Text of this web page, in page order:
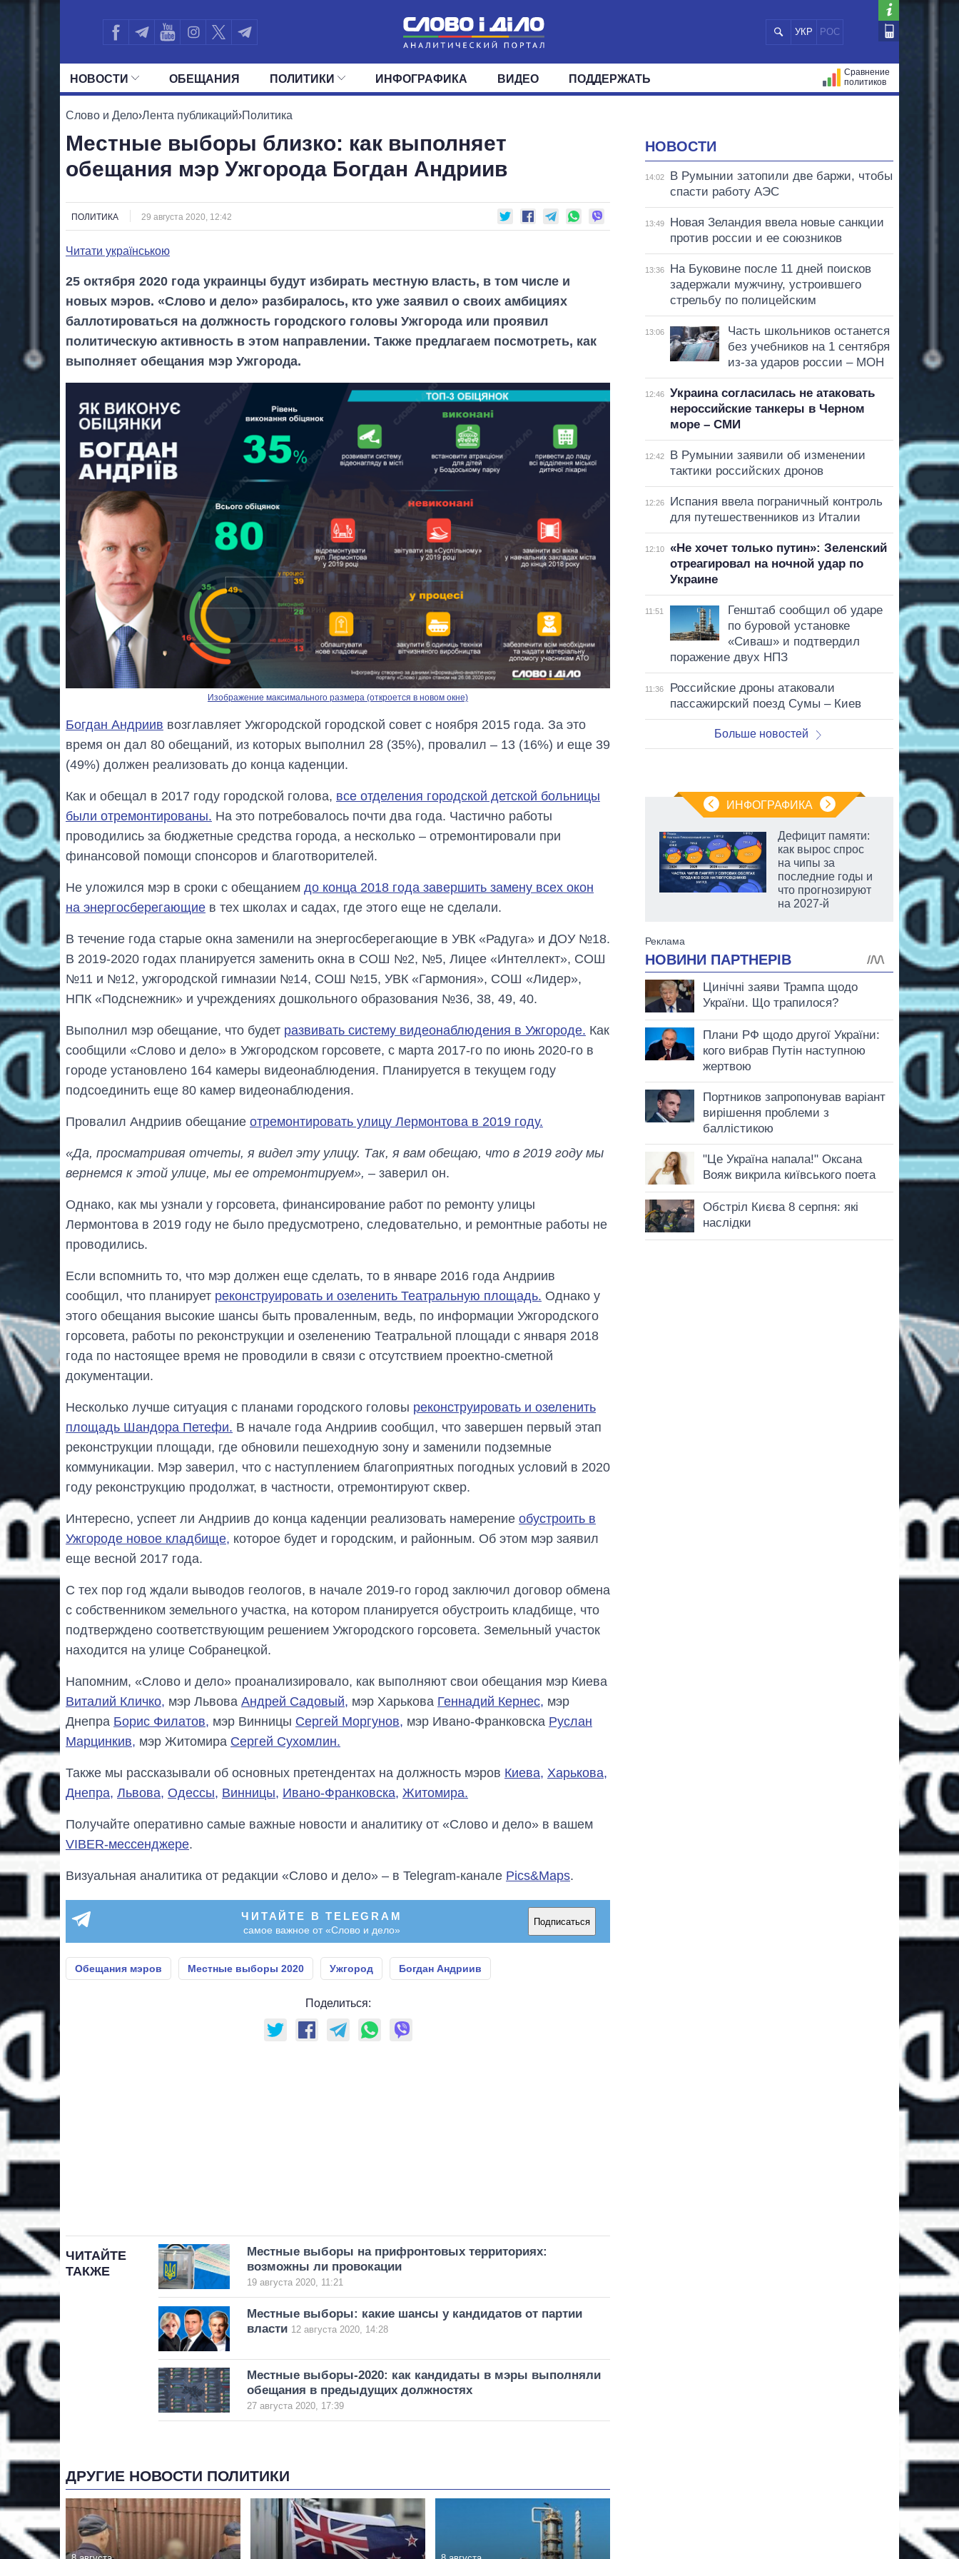
УКР РОС
НОВОСТИ
ПОЛИТИКА ЭКОНОМИКА ОБЩЕСТВО
ОБЕЩАНИЯ ПОЛИТИКИ
ВСЕ ПОЛИТИКИ ПРЕЗИДЕНТ И ОФИС
ДЕПУТАТЫ КОМИТЕТЫ ФРАКЦИИ
ИНФОГРАФИКА ВИДЕО ПОДДЕРЖАТЬ
Сравнение
политиков
Слово и Дело›Лента публикаций›Политика
Местные выборы близко: как выполняет
обещания мэр Ужгорода Богдан Андриив
ПОЛИТИКА 29 августа 2020, 12:42
Читати українською
25 октября 2020 года украинцы будут избирать местную власть, в том числе и
новых мэров. «Слово и дело» разбиралось, кто уже заявил о своих амбициях
баллотироваться на должность городского головы Ужгорода или проявил
политическую активность в этом направлении. Также предлагаем посмотреть, как
выполняет обещания мэр Ужгорода.
Изображение максимального размера (откроется в новом окне)
Богдан Андриив возглавляет Ужгородской городской совет с ноября 2015 года. За это
время он дал 80 обещаний, из которых выполнил 28 (35%), провалил – 13 (16%) и еще 39
(49%) должен реализовать до конца каденции.
Как и обещал в 2017 году городской голова, все отделения городской детской больницы
были отремонтированы. На это потребовалось почти два года. Частично работы
проводились за бюджетные средства города, а несколько – отремонтировали при
финансовой помощи спонсоров и благотворителей.
Не уложился мэр в сроки с обещанием до конца 2018 года завершить замену всех окон
на энергосберегающие в тех школах и садах, где этого еще не сделали.
В течение года старые окна заменили на энергосберегающие в УВК «Радуга» и ДОУ №18.
В 2019-2020 годах планируется заменить окна в СОШ №2, №5, Лицее «Интеллект», СОШ
№11 и №12, ужгородской гимназии №14, СОШ №15, УВК «Гармония», СОШ «Лидер»,
НПК «Подснежник» и учреждениях дошкольного образования №36, 38, 49, 40.
Выполнил мэр обещание, что будет развивать систему видеонаблюдения в Ужгороде. Как
сообщили «Слово и дело» в Ужгородском горсовете, с марта 2017-го по июнь 2020-го в
городе установлено 164 камеры видеонаблюдения. Планируется в текущем году
подсоединить еще 80 камер видеонаблюдения.
Провалил Андриив обещание отремонтировать улицу Лермонтова в 2019 году.
«Да, просматривая отчеты, я видел эту улицу. Так, я вам обещаю, что в 2019 году мы
вернемся к этой улице, мы ее отремонтируем», – заверил он.
Однако, как мы узнали у горсовета, финансирование работ по ремонту улицы
Лермонтова в 2019 году не было предусмотрено, следовательно, и ремонтные работы не
проводились.
Если вспомнить то, что мэр должен еще сделать, то в январе 2016 года Андриив
сообщил, что планирует реконструировать и озеленить Театральную площадь. Однако у
этого обещания высокие шансы быть проваленным, ведь, по информации Ужгородского
горсовета, работы по реконструкции и озеленению Театральной площади с января 2018
года по настоящее время не проводили в связи с отсутствием проектно-сметной
документации.
Несколько лучше ситуация с планами городского головы реконструировать и озеленить
площадь Шандора Петефи. В начале года Андриив сообщил, что завершен первый этап
реконструкции площади, где обновили пешеходную зону и заменили подземные
коммуникации. Мэр заверил, что с наступлением благоприятных погодных условий в 2020
году реконструкцию продолжат, в частности, отремонтируют сквер.
Интересно, успеет ли Андриив до конца каденции реализовать намерение обустроить в
Ужгороде новое кладбище, которое будет и городским, и районным. Об этом мэр заявил
еще весной 2017 года.
С тех пор год ждали выводов геологов, в начале 2019-го город заключил договор обмена
с собственником земельного участка, на котором планируется обустроить кладбище, что
подтверждено соответствующим решением Ужгородского горсовета. Земельный участок
находится на улице Собранецкой.
Напомним, «Слово и дело» проанализировало, как выполняют свои обещания мэр Киева
Виталий Кличко, мэр Львова Андрей Садовый, мэр Харькова Геннадий Кернес, мэр
Днепра Борис Филатов, мэр Винницы Сергей Моргунов, мэр Ивано-Франковска Руслан
Марцинкив, мэр Житомира Сергей Сухомлин.
Также мы рассказывали об основных претендентах на должность мэров Киева, Харькова,
Днепра, Львова, Одессы, Винницы, Ивано-Франковска, Житомира.
Получайте оперативно самые важные новости и аналитику от «Слово и дело» в вашем
VIBER-мессенджере.
Визуальная аналитика от редакции «Слово и дело» – в Telegram-канале Pics&Maps.
ЧИТАЙТЕ В TELEGRAM
самое важное от «Слово и дело»
Подписаться
Обещания мэров Местные выборы 2020 Ужгород Богдан Андриив
Поделиться:
ЧИТАЙТЕ
ТАКЖЕ
Местные выборы на прифронтовых территориях:
возможны ли провокации
19 августа 2020, 11:21
Местные выборы: какие шансы у кандидатов от партии
власти 12 августа 2020, 14:28
Местные выборы-2020: как кандидаты в мэры выполняли
обещания в предыдущих должностях
27 августа 2020, 17:39
ДРУГИЕ НОВОСТИ ПОЛИТИКИ
НОВОСТИ
14:02
В Румынии затопили две баржи, чтобы
спасти работу АЭС
13:49
Новая Зеландия ввела новые санкции
против россии и ее союзников
13:36
На Буковине после 11 дней поисков
задержали мужчину, устроившего
стрельбу по полицейским
13:06
Часть школьников останется
без учебников на 1 сентября
из-за ударов россии – МОН
12:46
Украина согласилась не атаковать
нероссийские танкеры в Черном
море – СМИ
12:42
В Румынии заявили об изменении
тактики российских дронов
12:26
Испания ввела пограничный контроль
для путешественников из Италии
12:10
«Не хочет только путин»: Зеленский
отреагировал на ночной удар по
Украине
11:51
Генштаб сообщил об ударе
по буровой установке
«Сиваш» и подтвердил
поражение двух НПЗ
11:36
Российские дроны атаковали
пассажирский поезд Сумы – Киев
Больше новостей
ИНФОГРАФИКА
Как изменился
войны с россией
Дефицит памяти:
как вырос спрос
на чипы за
последние годы и
что прогнозируют
на 2027-й